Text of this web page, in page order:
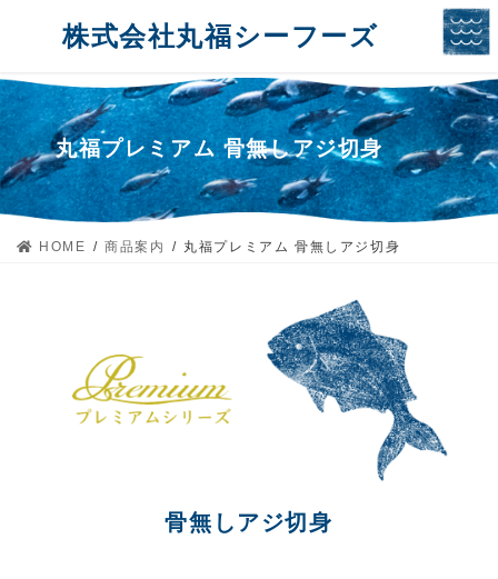
ン
ツ
へ
ス
キ
プ
ー
シ
ョ
ン
に
動
株式会社丸福シーフーズ
丸福プレミアム 骨無しアジ切身
HOME 商品案内 丸福プレミアム 骨無しアジ切身
骨無しアジ切身